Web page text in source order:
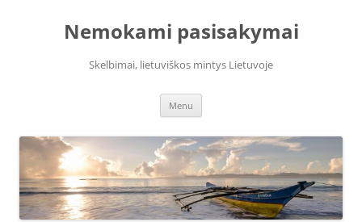
Nemokami pasisakymai
Skelbimai, lietuviškos mintys Lietuvoje
Menu